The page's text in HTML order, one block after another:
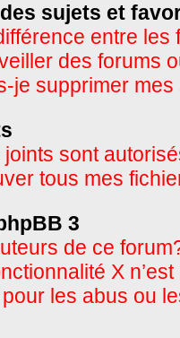
sujets et
entre
des forums
je supprimer
sont
tous mes
3
de ce
X
les abus ou